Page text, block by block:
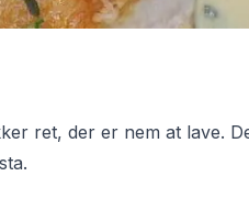
ret, der er nem at lave.